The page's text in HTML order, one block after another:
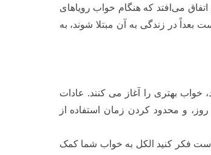
اتفاق می‌افتد که هنگام خواب رویاهای
بعداً در زندگی به آن مبتلا شوند، به
بهتری را آغاز می کنند. عادات
و محدود کردن زمان استفاده از
فکر کنید الکل به خواب شما کمک